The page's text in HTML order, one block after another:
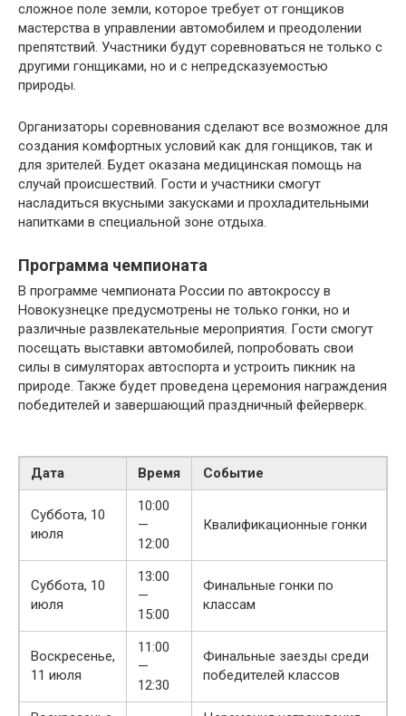
сложное поле земли, которое требует от гонщиков
мастерства в управлении автомобилем и преодолении
препятствий. Участники будут соревноваться не только с
другими гонщиками, но и с непредсказуемостью
природы.
Организаторы соревнования сделают все возможное для
создания комфортных условий как для гонщиков, так и
для зрителей. Будет оказана медицинская помощь на
случай происшествий. Гости и участники смогут
насладиться вкусными закусками и прохладительными
напитками в специальной зоне отдыха.
Программа чемпионата
В программе чемпионата России по автокроссу в
Новокузнецке предусмотрены не только гонки, но и
различные развлекательные мероприятия. Гости смогут
посещать выставки автомобилей, попробовать свои
силы в симуляторах автоспорта и устроить пикник на
природе. Также будет проведена церемония награждения
победителей и завершающий праздничный фейерверк.
Дата Время Событие
Суббота, 10
июля
10:00
—
12:00
Квалификационные гонки
Суббота, 10
июля
13:00
—
15:00
Финальные гонки по
классам
Воскресенье,
11 июля
11:00
—
12:30
Финальные заезды среди
победителей классов